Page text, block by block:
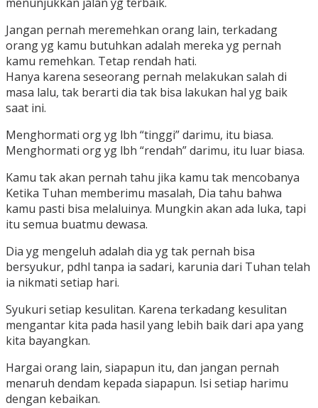
Jangan pernah meremehkan orang lain, terkadang
orang yg kamu butuhkan adalah mereka yg pernah
kamu remehkan. Tetap rendah hati.
Hanya karena seseorang pernah melakukan salah di
masa lalu, tak berarti dia tak bisa lakukan hal yg baik
saat ini.
Menghormati org yg lbh “tinggi” darimu, itu biasa.
Menghormati org yg lbh “rendah” darimu, itu luar biasa.
Kamu tak akan pernah tahu jika kamu tak mencobanya
Ketika Tuhan memberimu masalah, Dia tahu bahwa
kamu pasti bisa melaluinya. Mungkin akan ada luka, tapi
itu semua buatmu dewasa.
Dia yg mengeluh adalah dia yg tak pernah bisa
bersyukur, pdhl tanpa ia sadari, karunia dari Tuhan telah
ia nikmati setiap hari.
Syukuri setiap kesulitan. Karena terkadang kesulitan
mengantar kita pada hasil yang lebih baik dari apa yang
kita bayangkan.
Hargai orang lain, siapapun itu, dan jangan pernah
menaruh dendam kepada siapapun. Isi setiap harimu
dengan kebaikan.